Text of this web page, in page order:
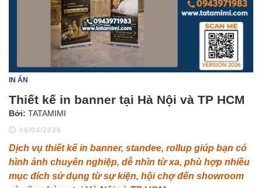
IN ẤN
Thiết kế in banner tại Hà Nội và TP HCM
Bởi: TATAMIMI
08/04/2026
Dịch vụ thiết kế in banner, standee, rollup giúp bạn có
hình ảnh chuyên nghiệp, dễ nhìn từ xa, phù hợp nhiều
mục đích sử dụng từ sự kiện, hội chợ đến showroom